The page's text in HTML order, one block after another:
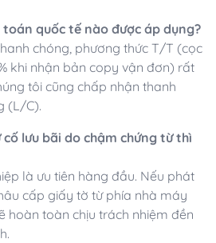
quốc tế nào được áp dụng?
chóng, phương thức T/T (cọc
khi nhận bản copy vận đơn) rất
tôi cũng chấp nhận thanh
(L/C).
cố lưu bãi do chậm chứng từ thì
là ưu tiên hàng đầu. Nếu phát
cấp giấy tờ từ phía nhà máy
hoàn toàn chịu trách nhiệm đền